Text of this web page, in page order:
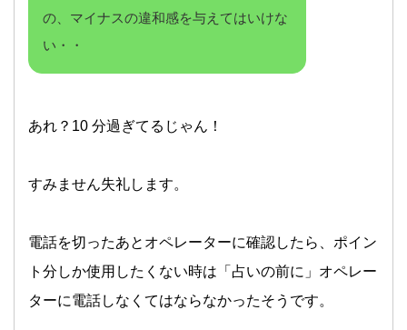
の、マイナスの違和感を与えてはいけな
い・・
あれ？10 分過ぎてるじゃん！
すみません失礼します。
電話を切ったあとオペレーターに確認したら、ポイン
ト分しか使用したくない時は「占いの前に」オペレー
ターに電話しなくてはならなかったそうです。